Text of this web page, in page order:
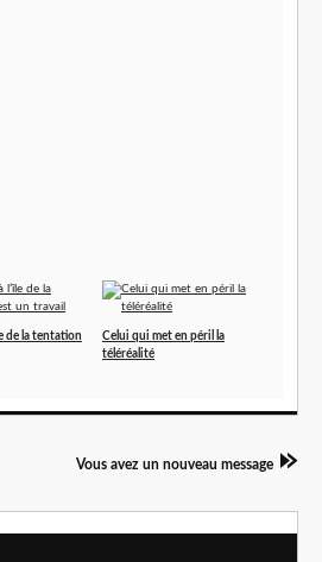
de la tentation
Celui qui met en péril la
téléréalité
Vous avez un nouveau message